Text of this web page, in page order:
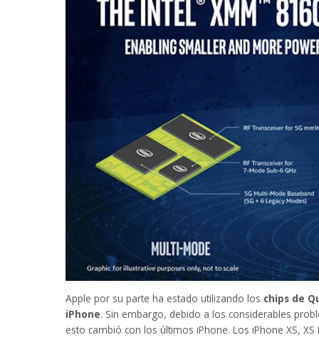
Apple por su parte ha estado utilizando los chips de
iPhone. Sin embargo, debido a los considerables
esto cambió con los últimos iPhone. Los iPhone XS,